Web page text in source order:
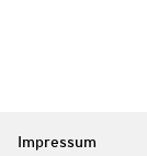
Impressum